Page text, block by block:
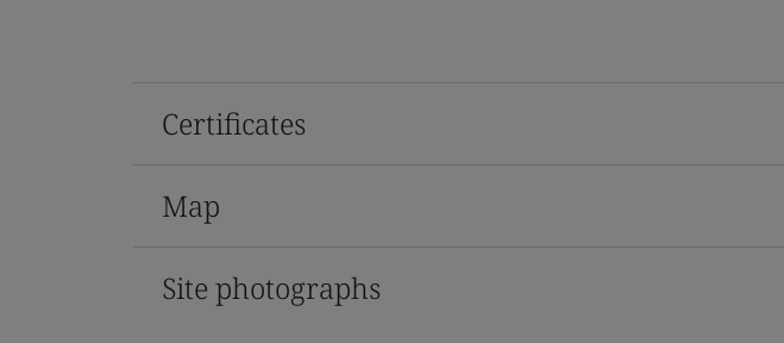
Certificates
Map
Site photographs